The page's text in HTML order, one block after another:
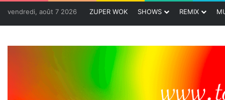
vendredi, août 7 2026 ZUPER WOK SHOWS REMIX